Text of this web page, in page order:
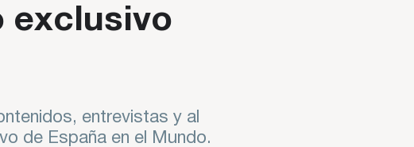
exclusivo
entrevistas y al
de España en el Mundo.